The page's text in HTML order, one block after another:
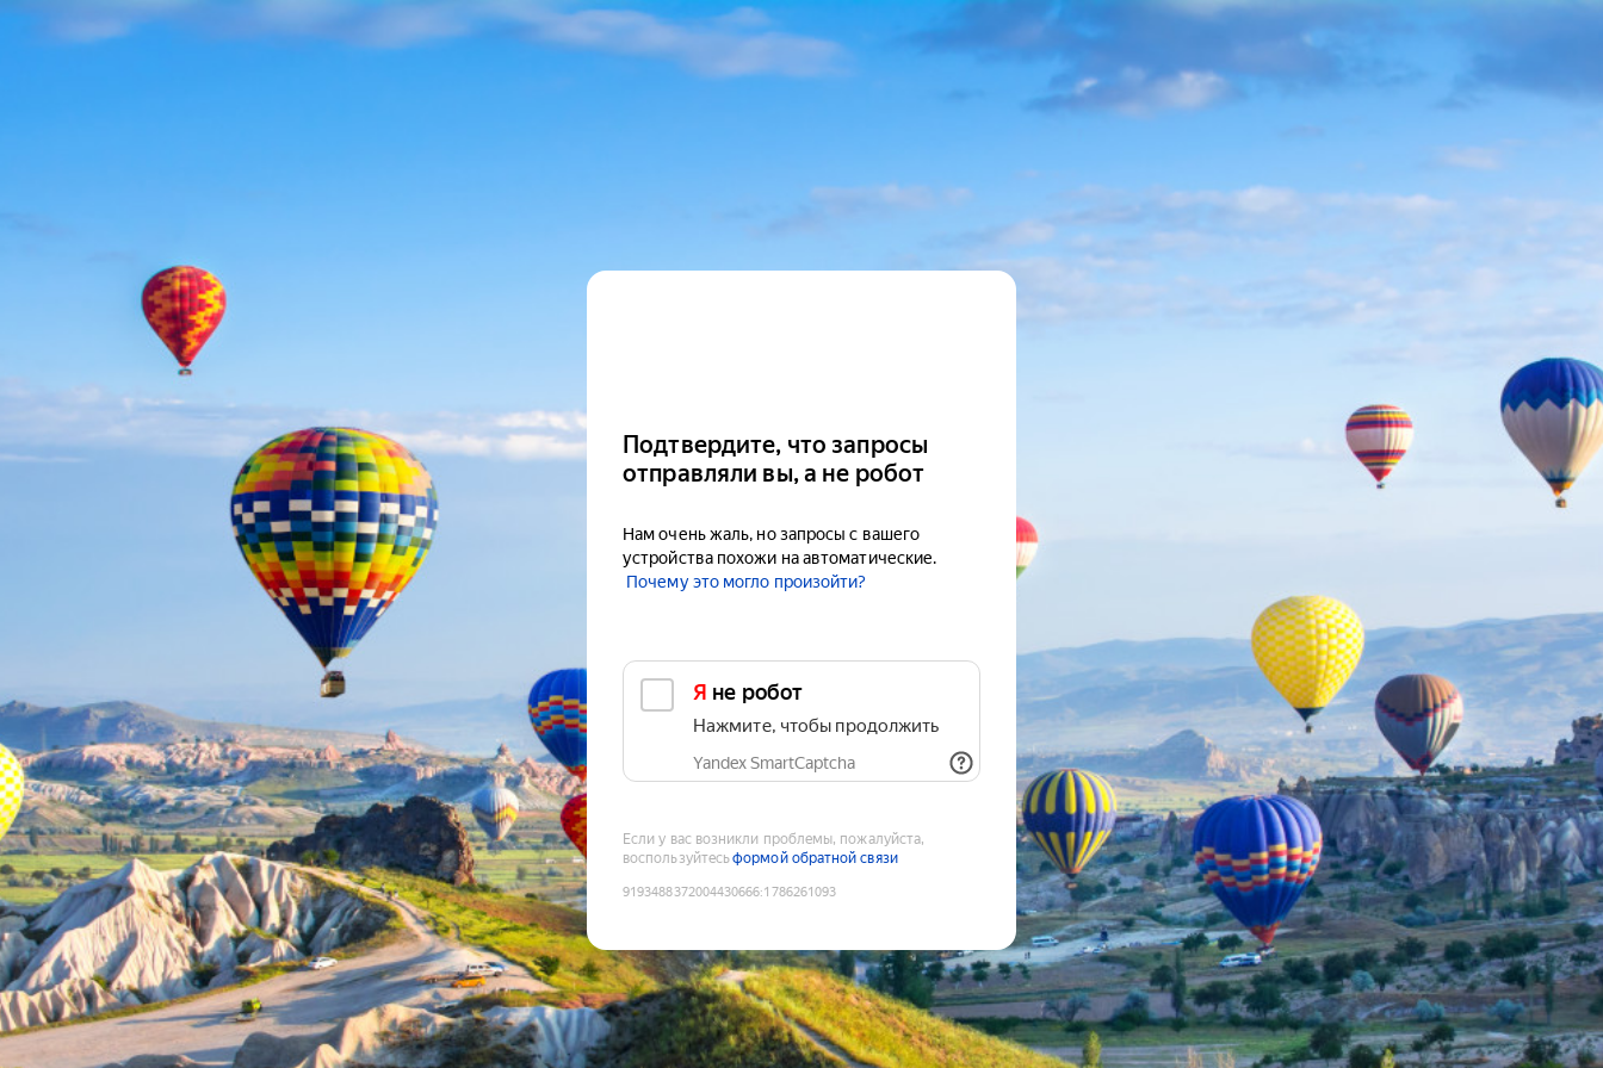
Подтвердите, что запросы
отправляли вы, а не робот
Нам очень жаль, но запросы с вашего
устройства похожи на автоматические.
Почему это могло произойти?
Я не робот
Нажмите, чтобы продолжить
Yandex SmartCaptcha
Если у вас возникли проблемы, пожалуйста,
воспользуйтесьформой обратной связи
9193488372004430666:1786261093